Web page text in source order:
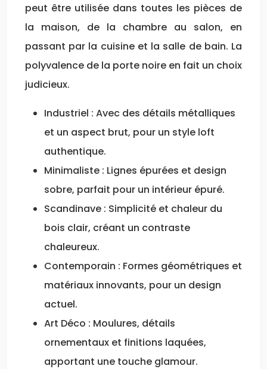
peut être utilisée dans toutes les pièces de
la maison, de la chambre au salon, en
passant par la cuisine et la salle de bain. La
polyvalence de la porte noire en fait un choix
judicieux.
Industriel : Avec des détails métalliques
et un aspect brut, pour un style loft
authentique.
Minimaliste : Lignes épurées et design
sobre, parfait pour un intérieur épuré.
Scandinave : Simplicité et chaleur du
bois clair, créant un contraste
chaleureux.
Contemporain : Formes géométriques et
matériaux innovants, pour un design
actuel.
Art Déco : Moulures, détails
ornementaux et finitions laquées,
apportant une touche glamour.